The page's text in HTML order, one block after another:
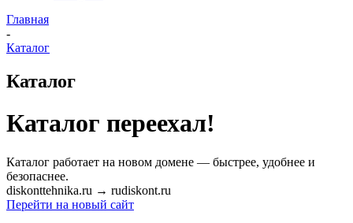
Главная
-
Каталог
Каталог
Каталог переехал!
Каталог работает на новом домене — быстрее, удобнее и
безопаснее.
diskonttehnika.ru → rudiskont.ru
Перейти на новый сайт